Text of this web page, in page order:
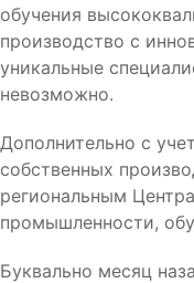
обучения
производство с
уникальные
невозможно.
Дополнительно с
собственных
региональным
промышленности,
Буквально месяц